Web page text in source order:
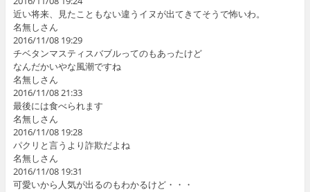
近い将来、見たこともない違うイヌが出てきてそうで怖いわ。
名無しさん
2016/11/08 19:29
チベタンマスティスバブルってのもあったけど
なんだかいやな風潮ですね
名無しさん
2016/11/08 21:33
最後には食べられます
名無しさん
2016/11/08 19:28
パクリと言うより詐欺だよね
名無しさん
2016/11/08 19:31
可愛いから人気が出るのもわかるけど・・・